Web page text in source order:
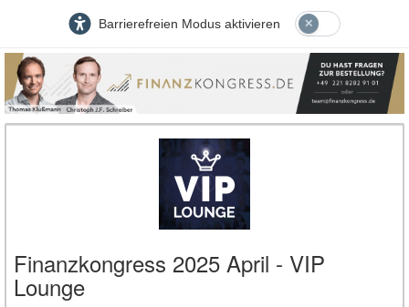
Barrierefreien Modus aktivieren
Finanzkongress 2025 April - VIP
Lounge